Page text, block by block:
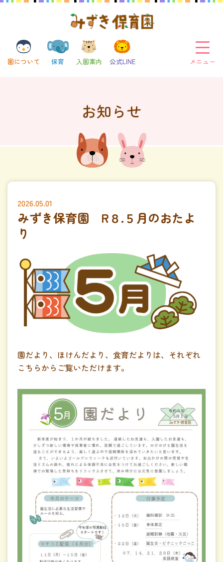
園について 保育 入園案内 公式LINE メニュー
お知らせ
2026.05.01
みずき保育園 R８.５月のおたよ
り
園だより、ほけんだより、食育だよりは、それぞれ
こちらからご覧いただけます。